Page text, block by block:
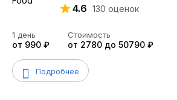
4.6 130 оценок
1 день
от 990 ₽
Стоимость
от 2780 до 50790 ₽
Подробнее